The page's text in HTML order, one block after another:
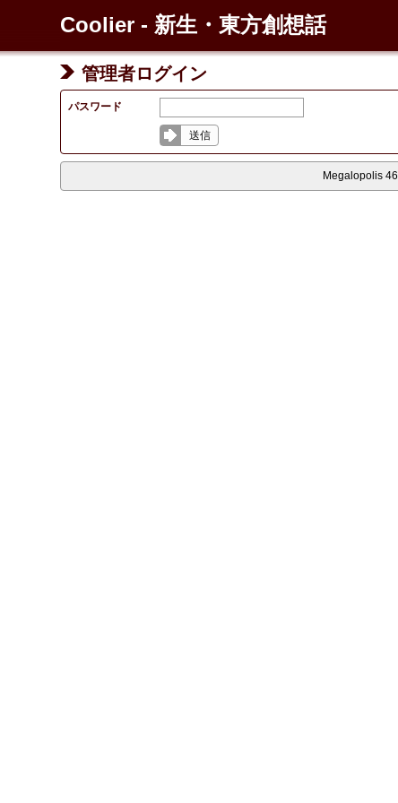
Coolier - 新生・東方創想話
管理者ログイン
パスワード
送信
Megalopolis 46